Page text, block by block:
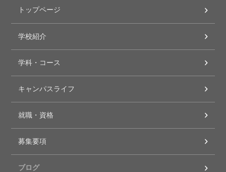
トップページ
学校紹介
学科・コース
キャンパスライフ
就職・資格
募集要項
ブログ